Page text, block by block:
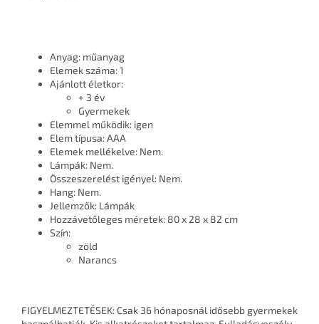
Anyag: műanyag
Elemek száma: 1
Ajánlott életkor:
+ 3 év
Gyermekek
Elemmel működik: igen
Elem típusa: AAA
Elemek mellékelve: Nem.
Lámpák: Nem.
Összeszerelést igényel: Nem.
Hang: Nem.
Jellemzők: Lámpák
Hozzávetőleges méretek: 80 x 28 x 82 cm
Szín:
zöld
Narancs
FIGYELMEZTETÉSEK: Csak 36 hónaposnál idősebb gyermekek